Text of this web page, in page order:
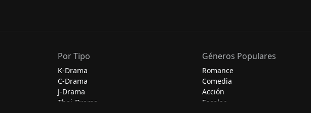
Por Tipo
K-Drama
C-Drama
J-Drama
Thai-Drama
Géneros Populares
Romance
Comedia
Acción
Escolar